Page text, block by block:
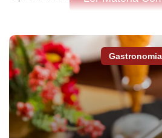
do diretório; a vereadora Aurita Bertoli
Gleisi Hoffmann e dirigente estadual
Marcello, que disse estar apenas
não quis se pronunciar oficialmente. Já
a decisão de Beto Preto. “Só temos a
Gastronomia